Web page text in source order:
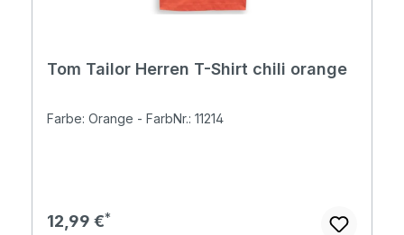
Tom Tailor Herren T-Shirt chili orange
Farbe: Orange - FarbNr.: 11214
Regulärer Preis:
12,99 €